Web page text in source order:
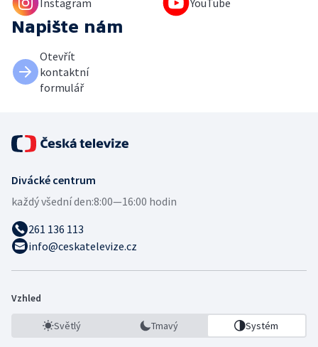
Instagram YouTube
Napište nám
Otevřít
kontaktní
formulář
Divácké centrum
každý všední den:8:00—16:00 hodin
261 136 113
info@ceskatelevize.cz
Vzhled
Světlý Tmavý Systém